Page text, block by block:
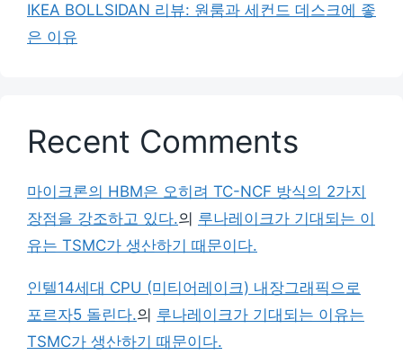
IKEA BOLLSIDAN 리뷰: 원룸과 세컨드 데스크에 좋
은 이유
Recent Comments
마이크론의 HBM은 오히려 TC-NCF 방식의 2가지
장점을 강조하고 있다.의 루나레이크가 기대되는 이
유는 TSMC가 생산하기 때문이다.
인텔14세대 CPU (미티어레이크) 내장그래픽으로
포르자5 돌린다.의 루나레이크가 기대되는 이유는
TSMC가 생산하기 때문이다.